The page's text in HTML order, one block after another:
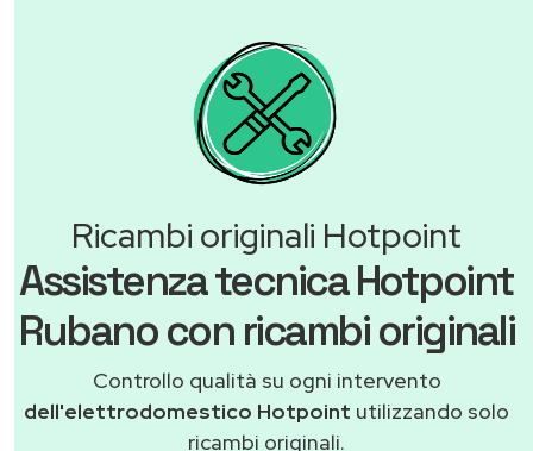
Ricambi originali Hotpoint
Assistenza tecnica Hotpoint
Rubano con ricambi originali
Controllo qualità su ogni intervento
dell'elettrodomestico Hotpoint utilizzando solo
ricambi originali.